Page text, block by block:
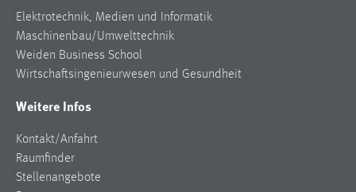
Elektrotechnik, Medien und Informatik
Maschinenbau/Umwelttechnik
Weiden Business School
Wirtschaftsingenieurwesen und Gesundheit
Weitere Infos
Kontakt/Anfahrt
Raumfinder
Stellenangebote